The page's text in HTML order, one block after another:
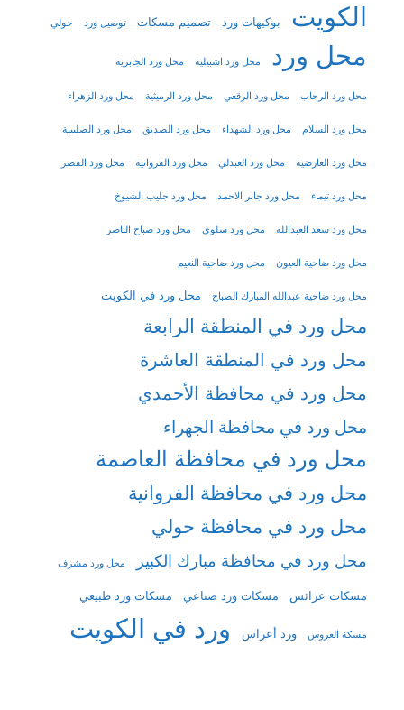
الكويت بوكيهات ورد تصميم مسكات توصيل ورد حولي
محل ورد محل ورد اشبيلية محل ورد الجابرية
محل ورد الرحاب محل ورد الرقعي محل ورد الرميثية محل ورد الزهراء
محل ورد السلام محل ورد الشهداء محل ورد الصديق محل ورد الصليبية
محل ورد العارضية محل ورد العبدلي محل ورد الفروانية محل ورد القصر
محل ورد تيماء محل ورد جابر الاحمد محل ورد جليب الشيوخ
محل ورد سعد العبدالله محل ورد سلوى محل ورد صباح الناصر
محل ورد ضاحية العيون محل ورد ضاحية النعيم
محل ورد ضاحية عبدالله المبارك الصباح محل ورد في الكويت
محل ورد في المنطقة الرابعة
محل ورد في المنطقة العاشرة
محل ورد في محافظة الأحمدي
محل ورد في محافظة الجهراء
محل ورد في محافظة العاصمة
محل ورد في محافظة الفروانية
محل ورد في محافظة حولي
محل ورد في محافظة مبارك الكبير محل ورد مشرف
مسكات عرائس مسكات ورد صناعي مسكات ورد طبيعي
مسكة العروس ورد أعراس ورد في الكويت